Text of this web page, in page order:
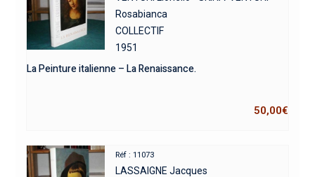
Rosabianca
COLLECTIF
1951
La Peinture italienne – La Renaissance.
50,00€
Réf : 11073
LASSAIGNE Jacques